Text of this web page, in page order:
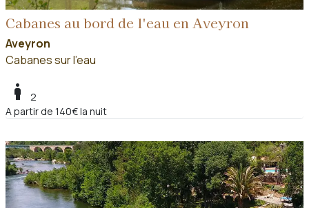
Cabanes au bord de l'eau en Aveyron
Aveyron
Cabanes sur l'eau
boy
2
A partir de 140€ la nuit